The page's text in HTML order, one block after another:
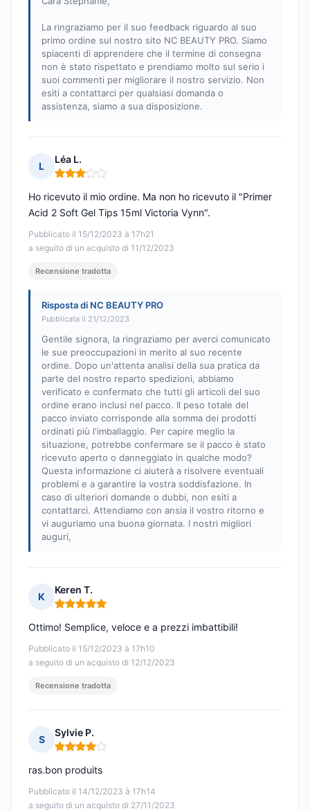
La ringraziamo per il suo feedback riguardo al suo
primo ordine sul nostro sito NC BEAUTY PRO. Siamo
spiacenti di apprendere che il termine di consegna
non è stato rispettato e prendiamo molto sul serio i
suoi commenti per migliorare il nostro servizio. Non
esiti a contattarci per qualsiasi domanda o
assistenza, siamo a sua disposizione.
L
Léa L.
Nota: 3 su 5
Pubblicato il 15/12/2023 à 17h21
a seguito di un acquisto di 11/12/2023
Ho ricevuto il mio ordine. Ma non ho ricevuto il "Primer
Acid 2 Soft Gel Tips 15ml Victoria Vynn".
Recensione tradotta
Risposta di NC BEAUTY PRO
Pubblicata il 21/12/2023
Gentile signora, la ringraziamo per averci comunicato
le sue preoccupazioni in merito al suo recente
ordine. Dopo un'attenta analisi della sua pratica da
parte del nostro reparto spedizioni, abbiamo
verificato e confermato che tutti gli articoli del suo
ordine erano inclusi nel pacco. Il peso totale del
pacco inviato corrisponde alla somma dei prodotti
ordinati più l'imballaggio. Per capire meglio la
situazione, potrebbe confermare se il pacco è stato
ricevuto aperto o danneggiato in qualche modo?
Questa informazione ci aiuterà a risolvere eventuali
problemi e a garantire la vostra soddisfazione. In
caso di ulteriori domande o dubbi, non esiti a
contattarci. Attendiamo con ansia il vostro ritorno e
vi auguriamo una buona giornata. I nostri migliori
auguri,
K
Keren T.
Nota: 5 su 5
Pubblicato il 15/12/2023 à 17h10
a seguito di un acquisto di 12/12/2023
Ottimo! Semplice, veloce e a prezzi imbattibili!
Recensione tradotta
S
Sylvie P.
Nota: 4 su 5
Pubblicato il 14/12/2023 à 17h14
a seguito di un acquisto di 27/11/2023
ras.bon produits